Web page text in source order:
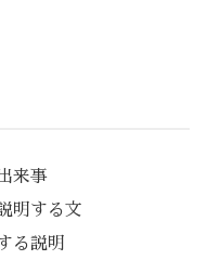
来事
明する文
る説明